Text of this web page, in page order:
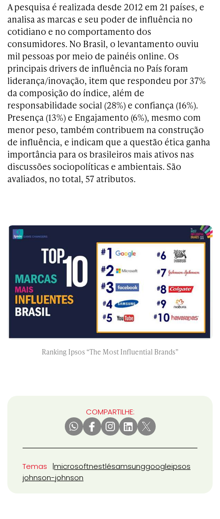
A pesquisa é realizada desde 2012 em 21 países, e
analisa as marcas e seu poder de influência no
cotidiano e no comportamento dos
consumidores. No Brasil, o levantamento ouviu
mil pessoas por meio de painéis online. Os
principais drivers de influência no País foram
liderança/inovação, item que respondeu por 37%
da composição do índice, além de
responsabilidade social (28%) e confiança (16%).
Presença (13%) e Engajamento (6%), mesmo com
menor peso, também contribuem na construção
de influência, e indicam que a questão ética ganha
importância para os brasileiros mais ativos nas
discussões sociopolíticas e ambientais. São
avaliados, no total, 57 atributos.
Ranking Ipsos “The Most Influential Brands”
COMPARTILHE:
Temas microsoftnestlésamsunggoogleipsos
johnson-johnson